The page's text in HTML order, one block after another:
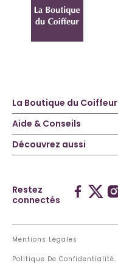
La Boutique du Coiffeur
Aide & Conseils
Découvrez aussi
Restez
connectés
Mentions Légales
Politique De Confidentialité